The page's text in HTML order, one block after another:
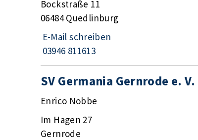
Bockstraße 11
06484 Quedlinburg
E-Mail schreiben
03946 811613
SV Germania Gernrode e. V.
Enrico Nobbe
Im Hagen 27
Gernrode